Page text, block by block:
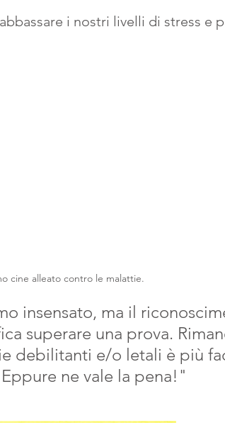
i nostri livelli di stress e
cine alleato contro le malattie.
insensato, ma il
superare una prova.
debilitanti e/o letali è più
ne vale la pena!"